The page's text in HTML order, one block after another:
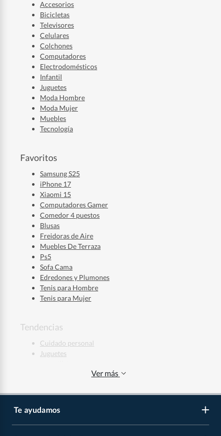
Accesorios
Bicicletas
Televisores
Celulares
Colchones
Computadores
Electrodomésticos
Infantil
Juguetes
Moda Hombre
Moda Mujer
Muebles
Tecnología
Favoritos
Samsung S25
iPhone 17
Xiaomi 15
Computadores Gamer
Comedor 4 puestos
Blusas
Freidoras de Aire
Muebles De Terraza
Ps5
Sofa Cama
Edredones y Plumones
Tenis para Hombre
Tenis para Mujer
Tendencias
Cuidado personal
Juguetes
Jeans Mujer
Regalos de Navidad
Regalos de Navidad para Niños
Regalos de Navidad para Mujeres
Ver más
Te ayudamos